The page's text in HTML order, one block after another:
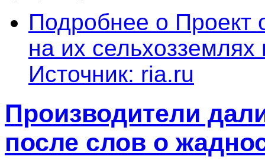
Подробнее о Проект
на их сельхозземлях
Источник: ria.ru
Производители
после слов о